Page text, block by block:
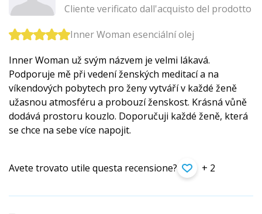
Cliente verificato dall'acquisto del prodotto
Inner Woman esenciální olej
Inner Woman už svým názvem je velmi lákavá.
Podporuje mě při vedení ženských meditací a na
víkendových pobytech pro ženy vytváří v každé ženě
užasnou atmosféru a probouzí ženskost. Krásná vůně
dodává prostoru kouzlo. Doporučuji každé ženě, která
se chce na sebe více napojit.
Avete trovato utile questa recensione? + 2